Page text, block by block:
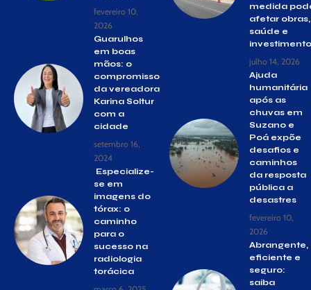
fevereiro 10,
2026
Guarulhos
em boas
mãos: o
compromisso
da vereadora
Karina Soltur
com a
cidade
setembro 16,
2024
Especialize-
se em
imagens do
tórax: o
caminho
para o
sucesso na
radiologia
torácica
medida
afetar obras,
saúde e
julho 14, 2026
Ajuda
humanitária
após as
chuvas em
Suzano e
Poá expõe
desafios e
caminhos
da resposta
pública a
desastres
fevereiro 10,
2026
Abrangente,
eficiente e
seguro:
saiba